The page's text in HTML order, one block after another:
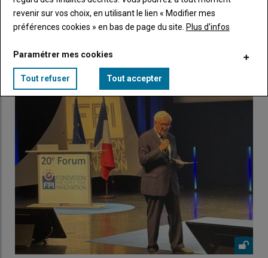
Annie Genevard conserve l'agriculture
Après les rebondissements des dernières semaines, un
gouvernement de 34 ministres a finalement été nommé…
revenir sur vos choix, en utilisant le lien « Modifier mes
préférences cookies » en bas de page du site. Plus d'infos
Paramétrer mes cookies
Tout refuser Tout accepter